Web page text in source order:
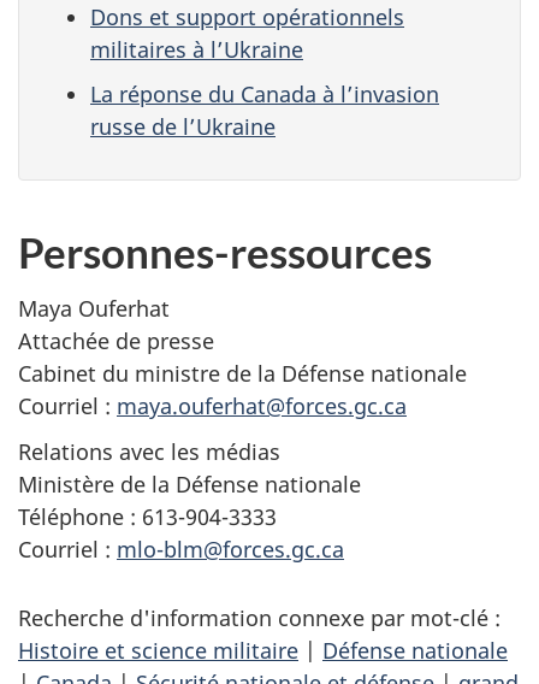
Dons et support opérationnels
militaires à l’Ukraine
La réponse du Canada à l’invasion
russe de l’Ukraine
Personnes-ressources
Maya Ouferhat
Attachée de presse
Cabinet du ministre de la Défense nationale
Courriel : maya.ouferhat@forces.gc.ca
Relations avec les médias
Ministère de la Défense nationale
Téléphone : 613-904-3333
Courriel : mlo-blm@forces.gc.ca
Recherche d'information connexe par mot-clé :
Histoire et science militaire | Défense nationale